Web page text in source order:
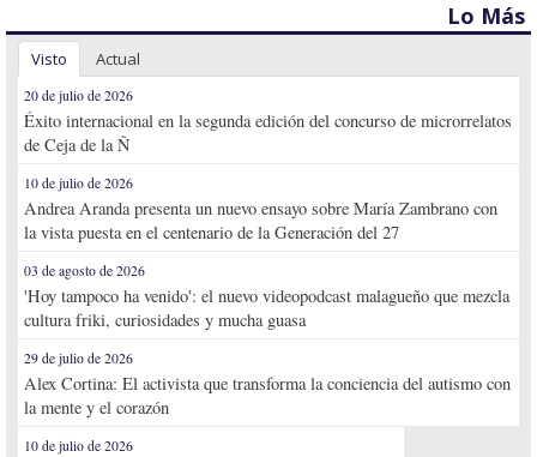
Lo Más
Visto Actual
20 de julio de 2026
Éxito internacional en la segunda edición del concurso de microrrelatos
de Ceja de la Ñ
10 de julio de 2026
Andrea Aranda presenta un nuevo ensayo sobre María Zambrano con
la vista puesta en el centenario de la Generación del 27
03 de agosto de 2026
'Hoy tampoco ha venido': el nuevo videopodcast malagueño que mezcla
cultura friki, curiosidades y mucha guasa
29 de julio de 2026
Alex Cortina: El activista que transforma la conciencia del autismo con
la mente y el corazón
10 de julio de 2026